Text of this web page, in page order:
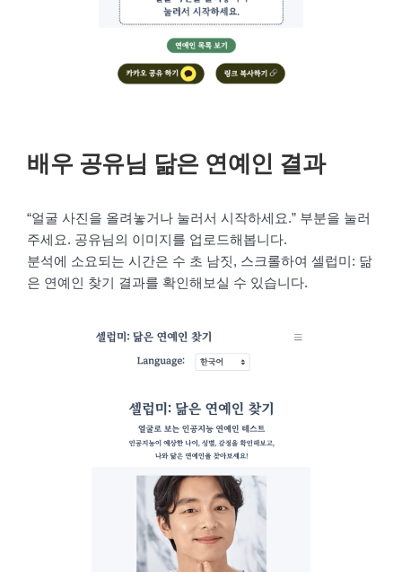
배우 공유님 닮은 연예인 결과
“얼굴 사진을 올려놓거나 눌러서 시작하세요.” 부분을 눌러
주세요. 공유님의 이미지를 업로드해봅니다.
분석에 소요되는 시간은 수 초 남짓, 스크롤하여 셀럽미: 닮
은 연예인 찾기 결과를 확인해보실 수 있습니다.